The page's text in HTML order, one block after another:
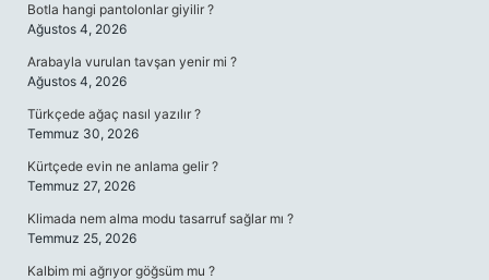
Botla hangi pantolonlar giyilir ?
Ağustos 4, 2026
Arabayla vurulan tavşan yenir mi ?
Ağustos 4, 2026
Türkçede ağaç nasıl yazılır ?
Temmuz 30, 2026
Kürtçede evin ne anlama gelir ?
Temmuz 27, 2026
Klimada nem alma modu tasarruf sağlar mı ?
Temmuz 25, 2026
Kalbim mi ağrıyor göğsüm mu ?